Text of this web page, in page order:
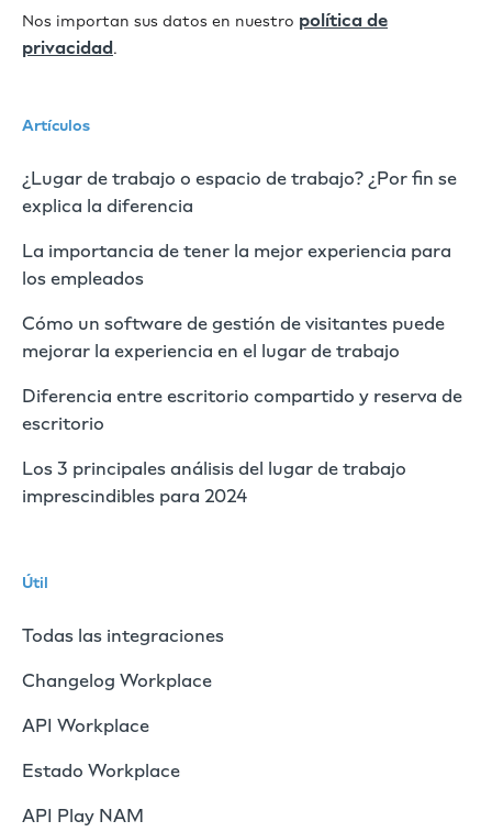
Nos importan sus datos en nuestro política de
privacidad.
Artículos
¿Lugar de trabajo o espacio de trabajo? ¿Por fin se
explica la diferencia
La importancia de tener la mejor experiencia para
los empleados
Cómo un software de gestión de visitantes puede
mejorar la experiencia en el lugar de trabajo
Diferencia entre escritorio compartido y reserva de
escritorio
Los 3 principales análisis del lugar de trabajo
imprescindibles para 2024
Útil
Todas las integraciones
Changelog Workplace
API Workplace
Estado Workplace
API Play NAM